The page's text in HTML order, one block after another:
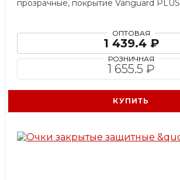
прозрачные, покрытие Vanguard PLUS
ОПТОВАЯ
1 439.4 ₽
РОЗНИЧНАЯ
1 655.5 ₽
КУПИТЬ